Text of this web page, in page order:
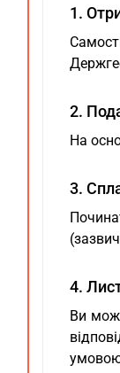
1.
2.
На
3.
4.
Ви